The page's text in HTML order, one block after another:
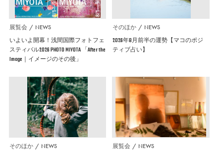
展覧会 NEWS
いよいよ開幕！浅間国際フォトフェ
スティバル2026 PHOTO MIYOTA 「After the
Image｜イメージのその後」
そのほか NEWS
2026年8月前半の運勢【マコのポジ
ティブ占い】
そのほか NEWS 展覧会 NEWS